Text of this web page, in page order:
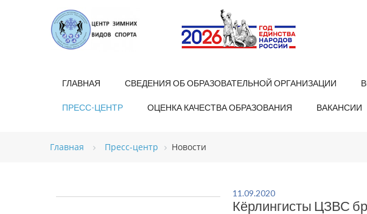
ГЛАВНАЯ СВЕДЕНИЯ ОБ ОБРАЗОВАТЕЛЬНОЙ ОРГАНИЗАЦИИ
ПРЕСС-ЦЕНТР ОЦЕНКА КАЧЕСТВА ОБРАЗОВАНИЯ ВАКАНСИИ
Главная Пресс-центр Новости
11.09.2020
Кёрлингисты ЦЗВС